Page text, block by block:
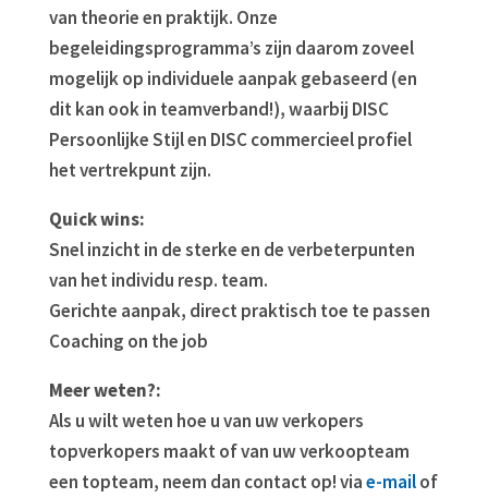
van theorie en praktijk. Onze
begeleidingsprogramma’s zijn daarom zoveel
mogelijk op individuele aanpak gebaseerd (en
dit kan ook in teamverband!), waarbij DISC
Persoonlijke Stijl en DISC commercieel profiel
het vertrekpunt zijn.
Quick wins:
Snel inzicht in de sterke en de verbeterpunten
van het individu resp. team.
Gerichte aanpak, direct praktisch toe te passen
Coaching on the job
Meer weten?:
Als u wilt weten hoe u van uw verkopers
topverkopers maakt of van uw verkoopteam
een topteam, neem dan contact op! viae-mailof